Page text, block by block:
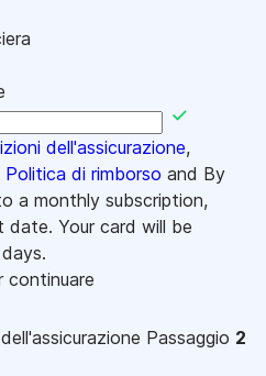
dell'assicurazione,
Politica di rimborso and By
a monthly subscription,
Your card will be
continuare
Passaggio 2